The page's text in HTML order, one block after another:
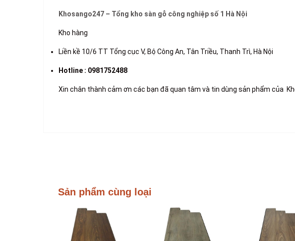
Khosango247 – Tổng kho sàn gỗ công nghiệp số 1 Hà Nội
Kho hàng
Liền kề 10/6 TT Tổng cục V, Bộ Công An, Tân Triều, Thanh Trì, Hà Nội
Hotline : 0981752488
Xin chân thành cảm ơn các bạn đã quan tâm và tin dùng sản phẩm của
Sản phẩm cùng loại